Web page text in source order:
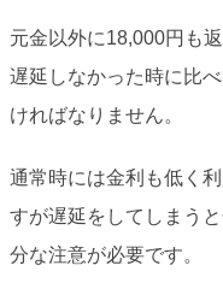
元金以外に18,000円も
遅延しなかった時に比
ければなりません。
通常時には金利も低く
すが遅延をしてしまう
分な注意が必要です。